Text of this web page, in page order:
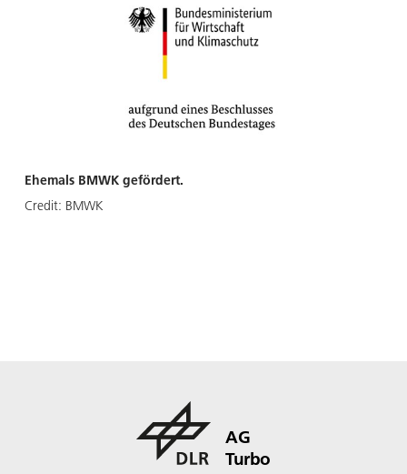
Ehemals BMWK gefördert.
Credit: BMWK
AG
Turbo